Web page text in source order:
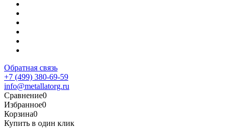
Обратная связь
+7 (499) 380-69-59
info@metallatorg.ru
Сравнение0
Избранное0
Корзина0
Купить в один клик